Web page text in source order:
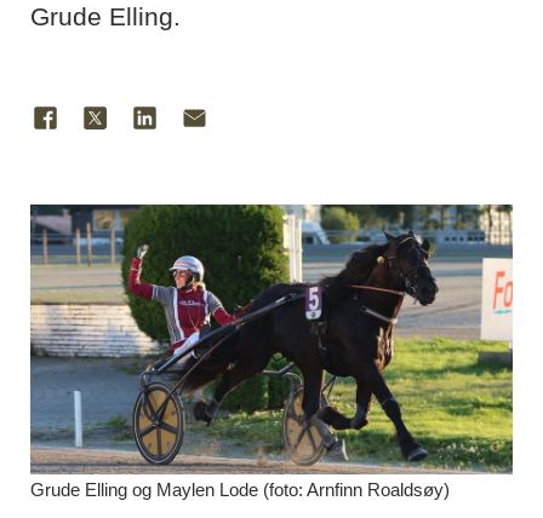
Grude Elling.
Grude Elling og Maylen Lode (foto: Arnfinn Roaldsøy)